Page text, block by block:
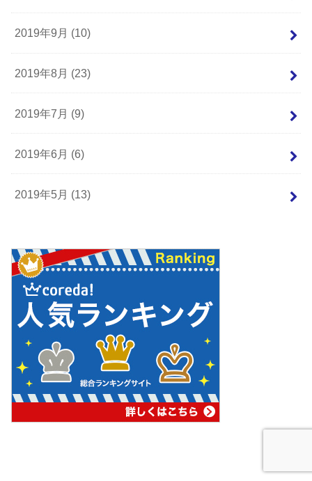
2019年9月 (10)
2019年8月 (23)
2019年7月 (9)
2019年6月 (6)
2019年5月 (13)